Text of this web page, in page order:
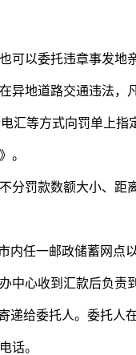
可以委托违章事发地
异地道路交通违法，
汇等方式向罚单上指
。
分罚款数额大小、距
内任一邮政储蓄网点
中心收到汇款后负责
递给委托人。委托人
话。